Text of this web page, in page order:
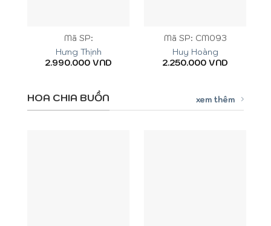
Mã SP:
Hưng Thịnh
2.990.000 VND
Mã SP: CM093
Huy Hoàng
2.250.000 VND
HOA CHIA BUỒN xem thêm